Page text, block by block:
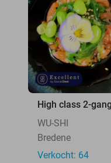
High class 2-
WU-SHI
Bredene
Verkocht: 64